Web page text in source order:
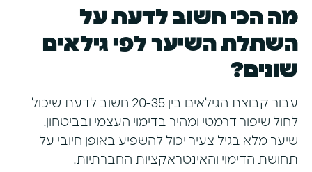
מה הכי חשוב לדעת על
השתלת השיער לפי גילאים
שונים?
עבור קבוצת הגילאים בין 20-35 חשוב לדעת שיכול
לחול שיפור דרמטי ומהיר בדימוי העצמי ובביטחון.
שיער מלא בגיל צעיר יכול להשפיע באופן חיובי על
תחושת הדימוי והאינטראקציות החברתיות.